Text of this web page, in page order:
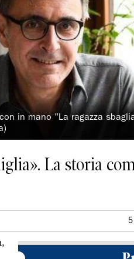
in mano "La ragazza
La storia
5